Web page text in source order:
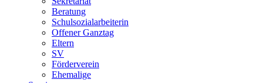
Beratung
Schulsozialarbeiterin
Offener Ganztag
Eltern
SV
Förderverein
Ehemalige